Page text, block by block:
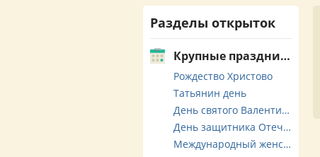
Разделы открыток
Крупные праздники
Рождество Христово
Татьянин день
День святого Валентина
День защитника Отечества
Международный женский день